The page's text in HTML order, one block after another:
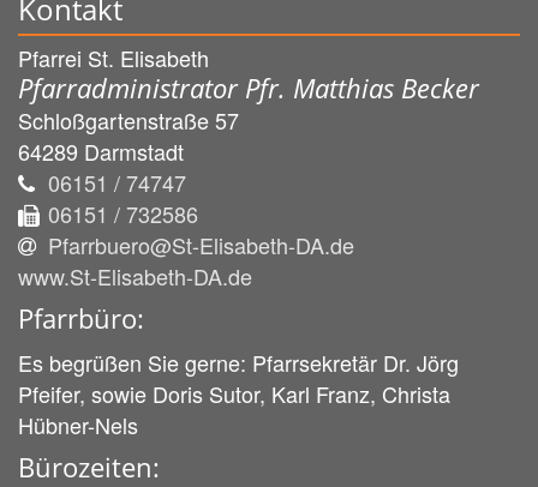
Kontakt
Pfarrei St. Elisabeth
Pfarradministrator Pfr. Matthias Becker
Schloßgartenstraße 57
64289 Darmstadt
06151 / 74747
06151 / 732586
Pfarrbuero@St-Elisabeth-DA.de
www.St-Elisabeth-DA.de
Pfarrbüro:
Es begrüßen Sie gerne: Pfarrsekretär Dr. Jörg
Pfeifer, sowie Doris Sutor, Karl Franz, Christa
Hübner-Nels
Bürozeiten: